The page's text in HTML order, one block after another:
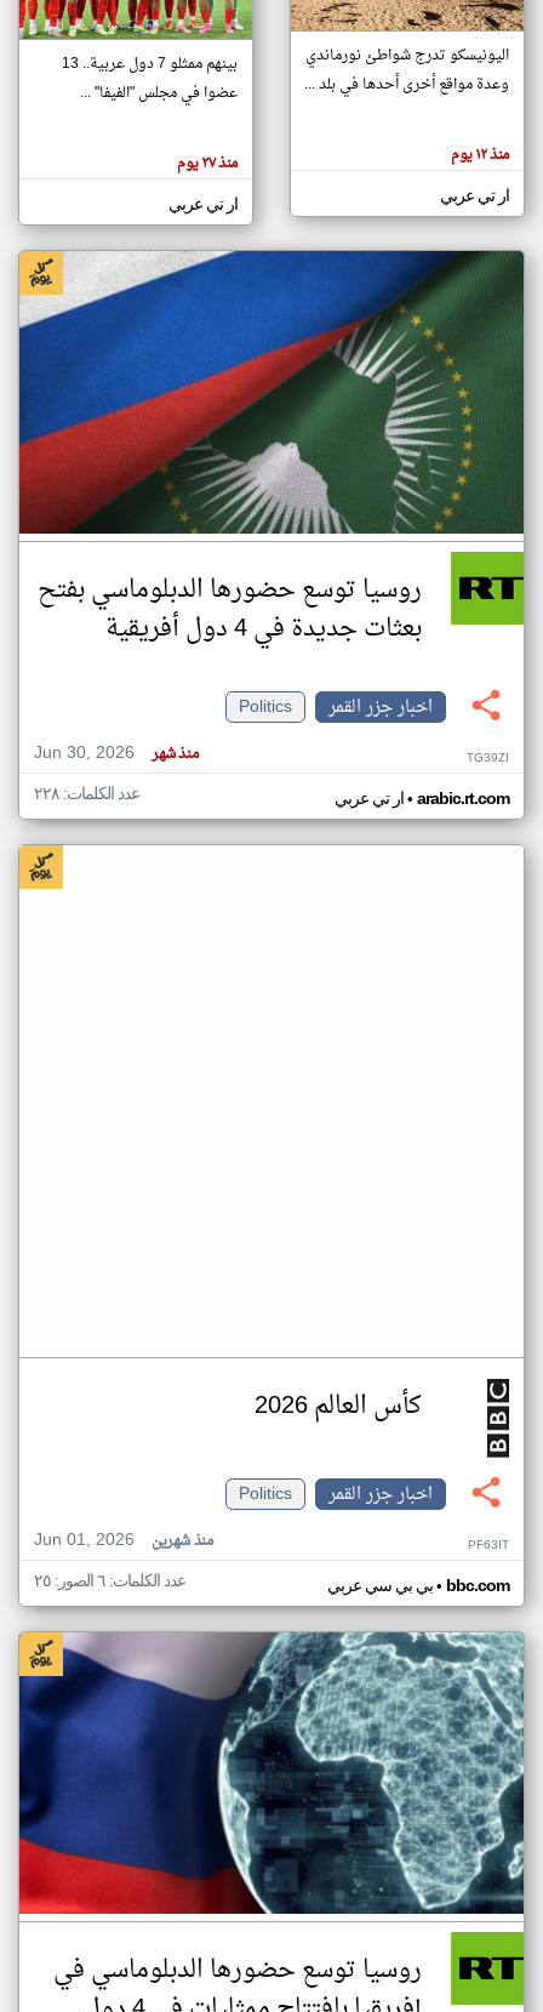
تغيير الدولة
اخبار جزر القمر على مدار الساعة
أهم اخبار جزر القمر العاجلة والمباشرة
هنا عن
وجهة
كاتبيها.
اليونيسكو تدرج شواطئ نورماندي
وعدة مواقع أخرى أحدها في بلد ...
منذ ١٢ يوم
ار تي عربي
بينهم ممثلو 7 دول عربية.. 13
عضوا في مجلس "الفيفا" ...
منذ ٢٧ يوم
ار تي عربي
روسيا توسع حضورها الدبلوماسي بفتح
بعثات جديدة في 4 دول أفريقية
اخبار جزر القمر
Politics
Jun 30, 2026
منذ شهر TG39ZI
ار تي عربي• arabic.rt.com عدد الكلمات: ٢٢٨
كأس العالم 2026
اخبار جزر القمر
Politics
Jun 01, 2026
منذ شهرين PF63IT
بي بي سي عربي• bbc.com عدد الكلمات: ٦ الصور: ٢٥
روسيا توسع حضورها الدبلوماسي في
klyoum.com